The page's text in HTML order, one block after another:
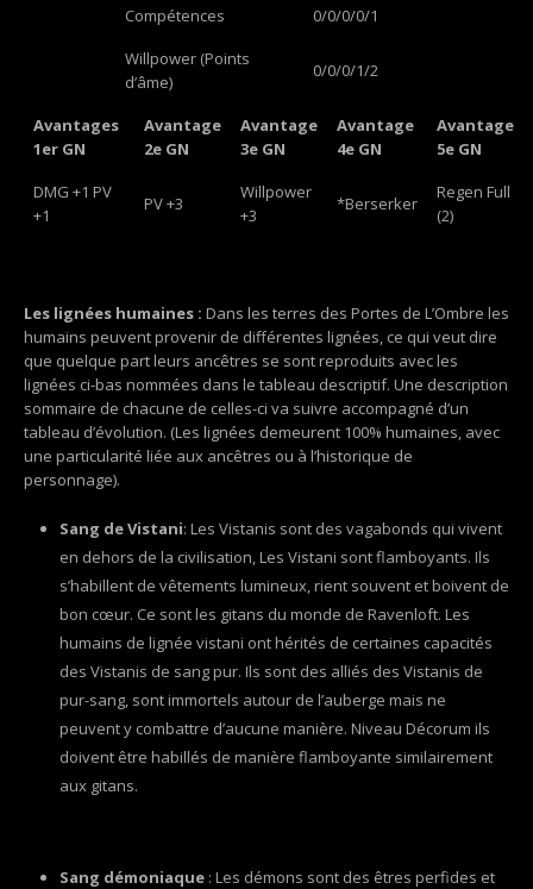
Compétences
0/0/0/0/1
Willpower (Points
d’âme)
0/0/0/1/2
Avantages
1er GN
Avantage
2e GN
Avantage
3e GN
Avantage
4e GN
Avantage
5e GN
DMG +1 PV
+1
PV +3
Willpower
+3
*Berserker
Regen Full
(2)
Les lignées humaines : Dans les terres des Portes de L’Ombre les
humains peuvent provenir de différentes lignées, ce qui veut dire
que quelque part leurs ancêtres se sont reproduits avec les
lignées ci-bas nommées dans le tableau descriptif. Une description
sommaire de chacune de celles-ci va suivre accompagné d’un
tableau d’évolution. (Les lignées demeurent 100% humaines, avec
une particularité liée aux ancêtres ou à l’historique de
personnage).
Sang de Vistani: Les Vistanis sont des vagabonds qui vivent
en dehors de la civilisation, Les Vistani sont flamboyants. Ils
s’habillent de vêtements lumineux, rient souvent et boivent de
bon cœur. Ce sont les gitans du monde de Ravenloft. Les
humains de lignée vistani ont hérités de certaines capacités
des Vistanis de sang pur. Ils sont des alliés des Vistanis de
pur-sang, sont immortels autour de l’auberge mais ne
peuvent y combattre d’aucune manière. Niveau Décorum ils
doivent être habillés de manière flamboyante similairement
aux gitans.
Sang démoniaque : Les démons sont des êtres perfides et